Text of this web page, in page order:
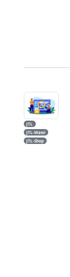
JTL
JTL-Wawi
JTL-Shop